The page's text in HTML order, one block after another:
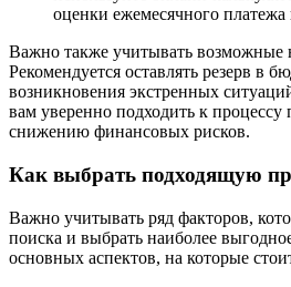
оценки ежемесячного платежа
Важно также учитывать возможные
Рекомендуется оставлять резерв в
возникновения экстренных
вам уверенно подходить к процессу
снижению финансовых рисков.
Как выбрать подходящую
Важно учитывать ряд факторов,
поиска и выбрать наиболее
основных аспектов, на которые